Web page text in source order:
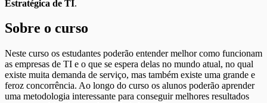
Estratégica de TI.
Sobre o curso
Neste curso os estudantes poderão entender melhor como funcionam
as empresas de TI e o que se espera delas no mundo atual, no qual
existe muita demanda de serviço, mas também existe uma grande e
feroz concorrência. Ao longo do curso os alunos poderão aprender
uma metodologia interessante para conseguir melhores resultados